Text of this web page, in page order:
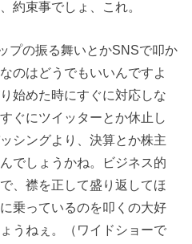
約束事でしょ、これ。
プの振る舞いとかSNSで叩か
のはどうでもいいんですよ
始めた時にすぐに対応しな
ぐにツイッターとか休止し
シングより、決算とか株主
でしょうかね。ビジネス的
、襟を正して盛り返してほ
乗っているのを叩くの大好
うねぇ。（ワイドショーで